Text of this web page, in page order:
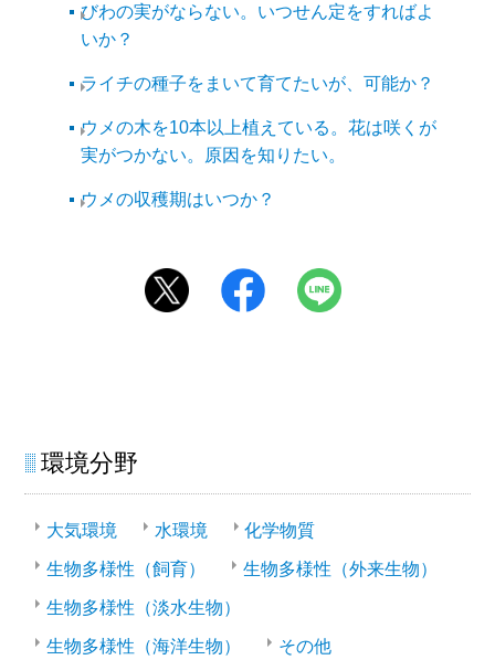
びわの実がならない。いつせん定をすればよ
いか？
ライチの種子をまいて育てたいが、可能か？
ウメの木を10本以上植えている。花は咲くが
実がつかない。原因を知りたい。
ウメの収穫期はいつか？
環境分野
大気環境 水環境 化学物質
生物多様性（飼育） 生物多様性（外来生物）
生物多様性（淡水生物）
生物多様性（海洋生物） その他